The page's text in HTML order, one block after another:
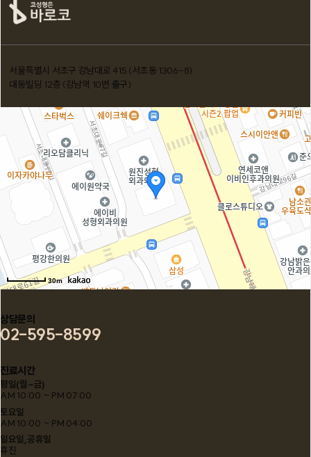
서울특별시 서초구 강남대로 415 (서초동 1306-8)
대동빌딩 12층 (강남역 10번 출구)
30m
상담문의
02-595-8599
진료시간
평일(월~금)
AM 10:00 ~ PM 07:00
토요일
AM 10:00 ~ PM 04:00
일요일,공휴일
휴진